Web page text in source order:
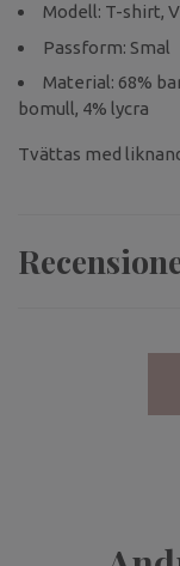
Modell: T-shirt,
Passform: Smal
Material: 68%
bomull, 4% lycra
Tvättas med